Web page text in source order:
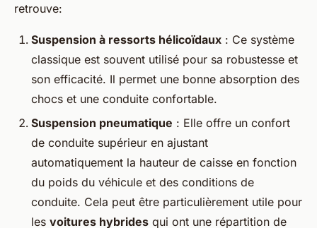
retrouve:
Suspension à ressorts hélicoïdaux : Ce système
classique est souvent utilisé pour sa robustesse et
son efficacité. Il permet une bonne absorption des
chocs et une conduite confortable.
Suspension pneumatique : Elle offre un confort
de conduite supérieur en ajustant
automatiquement la hauteur de caisse en fonction
du poids du véhicule et des conditions de
conduite. Cela peut être particulièrement utile pour
les voitures hybrides qui ont une répartition de